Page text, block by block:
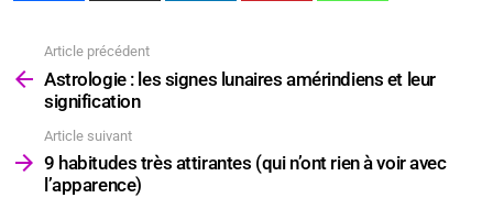
plus
Article précédent
Astrologie : les signes lunaires amérindiens et leur
signification
Article suivant
9 habitudes très attirantes (qui n’ont rien à voir avec
l’apparence)